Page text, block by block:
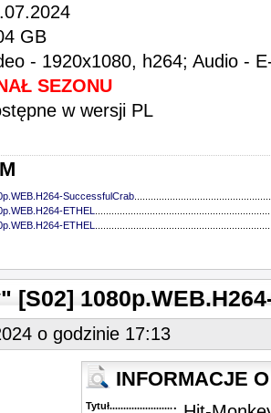
GB
- 1920x1080, h264; Audio -
SEZONU
w wersji PL
SuccessfulCrab
ETHEL
ETHEL
LightSaber
[S02]
o godzinie 17:13
INFORMACJE
Tytuł............................................